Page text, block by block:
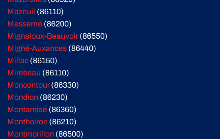
Mazeuil (86110)
Messemé (86200)
Mignaloux-Beauvoir(86550)
Migné-Auxances (86440)
Millac (86150)
Mirebeau (86110)
Moncontour(86330)
Mondion (86230)
Montamisé (86360)
Monthoiron (86210)
Montmorillon (86500)